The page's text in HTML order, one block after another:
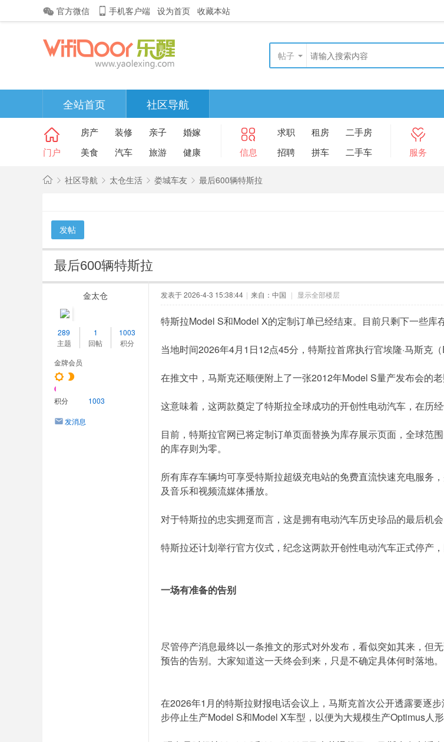
官方微信 手机客户端 设为首页 收藏本站
帖子
全站首页 社区导航
门户
房产 装修 亲子
婚嫁
美食
汽车 旅游 健康 信息
求职 租房
二手房
招聘
拼车 二手车 服务
»
社区导航 太仓生活 娄城车友 最后600辆特斯拉
发帖
最后600辆特斯拉
金太仓
289
主题
1
回帖
1003
积分
金牌会员
积分 1003
发消息
发表于 2026-4-3 15:38:44 | 来自：中国 | 显示全部楼层
特斯拉Model S和Model X的定制订单已经结束。目前只剩下一些库
当地时间2026年4月1日12点45分，特斯拉首席执行官埃隆·马斯克
在推文中，马斯克还顺便附上了一张2012年Model S量产发布会的
这意味着，这两款奠定了特斯拉全球成功的开创性电动汽车，在历
目前，特斯拉官网已将定制订单页面替换为库存展示页面，全球范
的库存则为零。
所有库存车辆均可享受特斯拉超级充电站的免费直流快速充电服务
及音乐和视频流媒体播放。
对于特斯拉的忠实拥趸而言，这是拥有电动汽车历史珍品的最后机会
特斯拉还计划举行官方仪式，纪念这两款开创性电动汽车正式停产
一场有准备的告别
尽管停产消息最终以一条推文的形式对外发布，看似突如其来，但
预告的告别。大家知道这一天终会到来，只是不确定具体何时落地。
在2026年1月的特斯拉财报电话会议上，马斯克首次公开透露要逐
步停止生产Model S和Model X车型，以便为大规模生产Optimus人形